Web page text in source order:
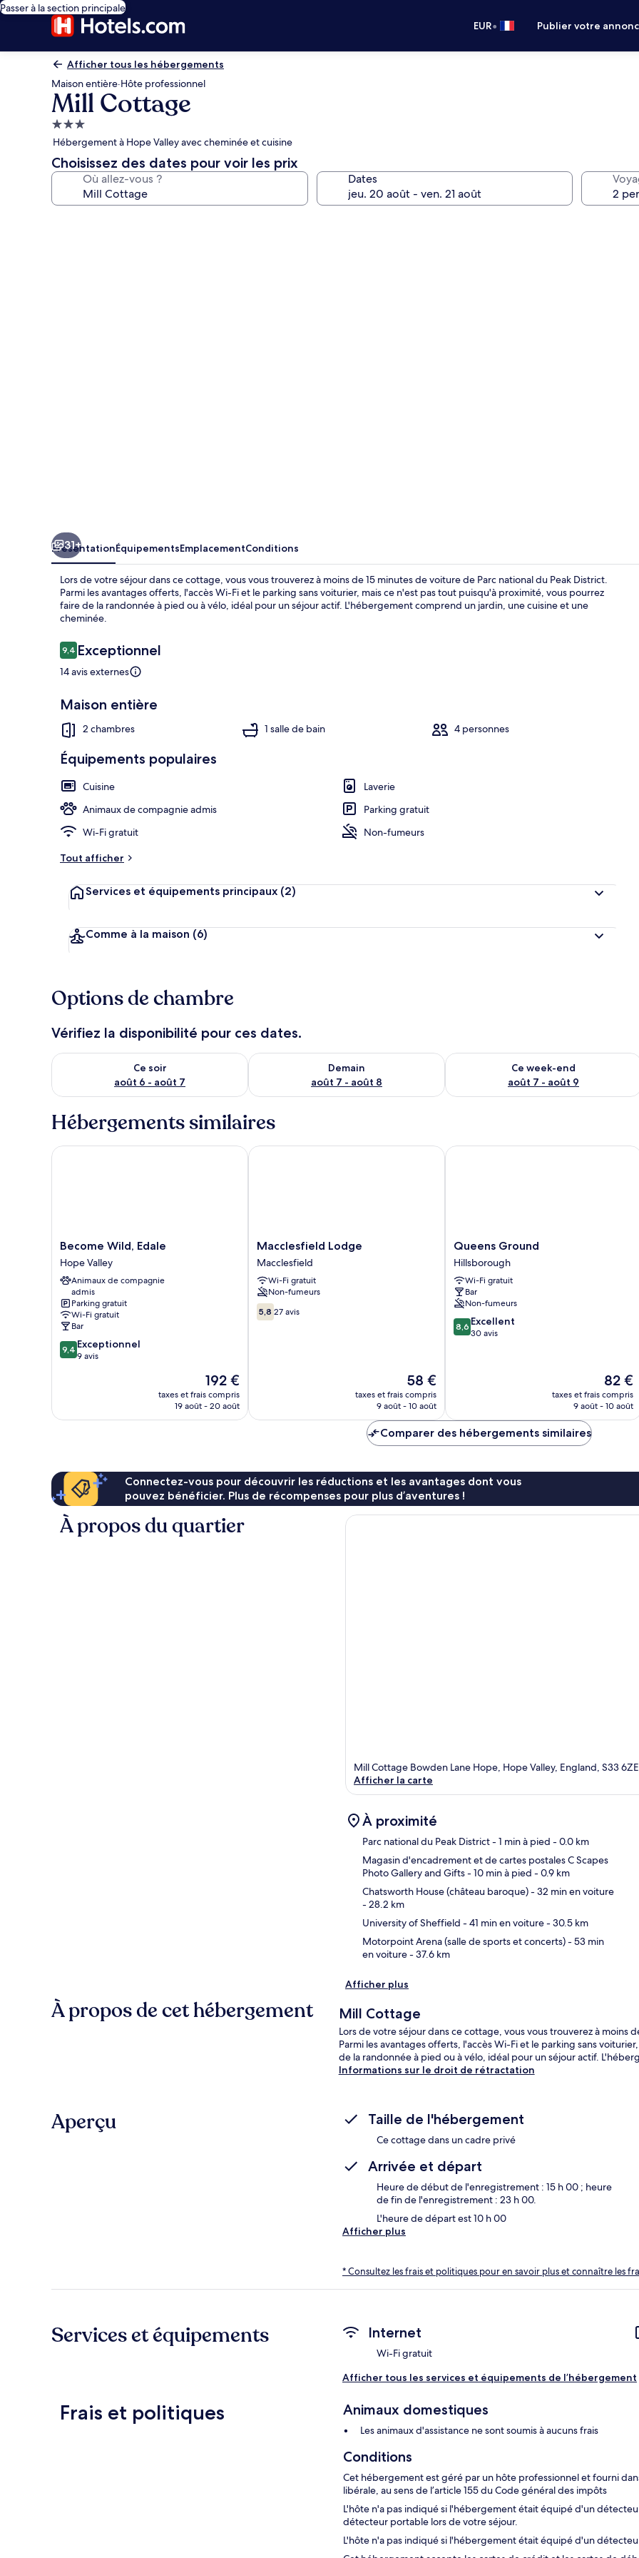
Passer à la section principale
EUR• Publier votre
Afficher tous les hébergements
Maison entière·Hôte professionnel
Mill Cottage
Hébergement
3.0 étoiles
Hébergement à Hope Valley avec cheminée et cuisine
Choisissez des dates pour voir les prix
Où allez-vous ? Dates
31+
PrésentationÉquipementsEmplacementConditions
Lors de votre séjour dans ce cottage, vous vous trouverez à moins de 15 minutes de voiture de Parc national du Peak District.
Parmi les avantages offerts, l'accès Wi-Fi et le parking sans voiturier, mais ce n'est pas tout puisqu'à proximité, vous pourrez
faire de la randonnée à pied ou à vélo, idéal pour un séjour actif. L'hébergement comprend un jardin, une cuisine et une
cheminée.
Avis
voyageurs
9,49,4 sur 10
Exceptionnel
14 avis externes
Maison entière
2 chambres 1 salle de bain 4 personnes
Équipements populaires
Cuisine
Laverie
Animaux de compagnie admis
Parking gratuit
Wi-Fi gratuit
Non-fumeurs
Tout afficher
Services et équipements principaux (2)
Comme à la maison (6)
Options de chambre
Vérifiez la disponibilité pour ces dates.
Ce soir
août 6 - août 7
Vérifier la disponibilité pour ce soir août 6 - août 7
Demain
août 7 - août 8
Vérifier la disponibilité pour demain août 7 - août 8
Ce week-end
août 7 - août 9
Vérifier la disponibilité pour ce
Hébergements similaires
Become
Wild,
Edale
Hope
Valley
Become Wild, Edale
Hope Valley
Animaux de compagnie
admis
Parking gratuit
Wi-Fi gratuit
Bar
9.4
sur
9,4 Exceptionnel
9 avis
Le
nouveau
prix
192 €
taxes et frais compris
19 août - 20 août
Become Wild, Edale
Macclesfield
Lodge
Macclesfield
Macclesfield Lodge
Macclesfield
Wi-Fi gratuit
Non-fumeurs
5.8
sur
5,8 27 avis
Le
nouveau
prix
de
58 €
58 €
taxes et frais compris
9 août - 10 août
Macclesfield Lodge
Queens
Ground
Hillsborough
Queens Ground
Hillsborough
Wi-Fi gratuit
Bar
Non-fumeurs
8.6
sur
8,6 Excellent
30 avis
Le
prix
82 €
taxes et frais compris
9 août - 10 août
Queens Ground
Comparer des hébergements similaires
Connectez-vous pour découvrir les réductions et les avantages dont vous
pouvez bénéficier. Plus de récompenses pour plus d’aventures !
À propos du quartier
Mill Cottage Bowden Lane Hope, Hope Valley, England, S33 6ZE
Afficher la carte
À proximité
Parc national du Peak District- 1 min à pied - 0.0 km
Magasin d'encadrement et de cartes postales C Scapes
Photo Gallery and Gifts- 10 min à pied - 0.9 km
Chatsworth House (château baroque)- 32 min en voiture
- 28.2 km
University of Sheffield - 41 min en voiture- 30.5 km
Motorpoint Arena (salle de sports et concerts)- 53 min
en voiture- 37.6 km
Afficher plus
À propos de cet hébergement Mill Cottage
Lors de votre séjour dans ce cottage, vous vous trouverez à moins
Parmi les avantages offerts, l'accès Wi-Fi et le parking sans
de la randonnée à pied ou à vélo, idéal pour un séjour actif.
Informations sur le droit de rétractation
Aperçu Taille de l'hébergement
Ce cottage dans un cadre privé
Arrivée et départ
Heure de début de l'enregistrement : 15 h 00 ; heure
de fin de l'enregistrement : 23 h 00.
L'heure de départ est 10 h 00
Afficher plus
* Consultez les frais et politiques pour en savoir plus et connaître les
Services et équipements Internet
Wi-Fi gratuit
Afficher tous les services et équipements de l’hébergement
Frais et politiques Animaux domestiques
Les animaux d'assistance ne sont soumis à aucuns frais
Conditions
Cet hébergement est géré par un hôte professionnel et fourni
libérale, au sens de l’article 155 du Code général des impôts
L'hôte n'a pas indiqué si l'hébergement était équipé d'un
détecteur portable lors de votre séjour.
L'hôte n'a pas indiqué si l'hébergement était équipé d'un